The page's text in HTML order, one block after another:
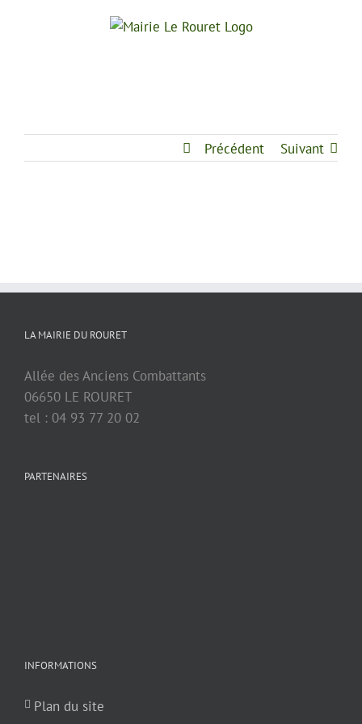
Précédent Suivant
LA MAIRIE DU ROURET
Allée des Anciens Combattants
06650 LE ROURET
tel : 04 93 77 20 02
PARTENAIRES
INFORMATIONS
Plan du site